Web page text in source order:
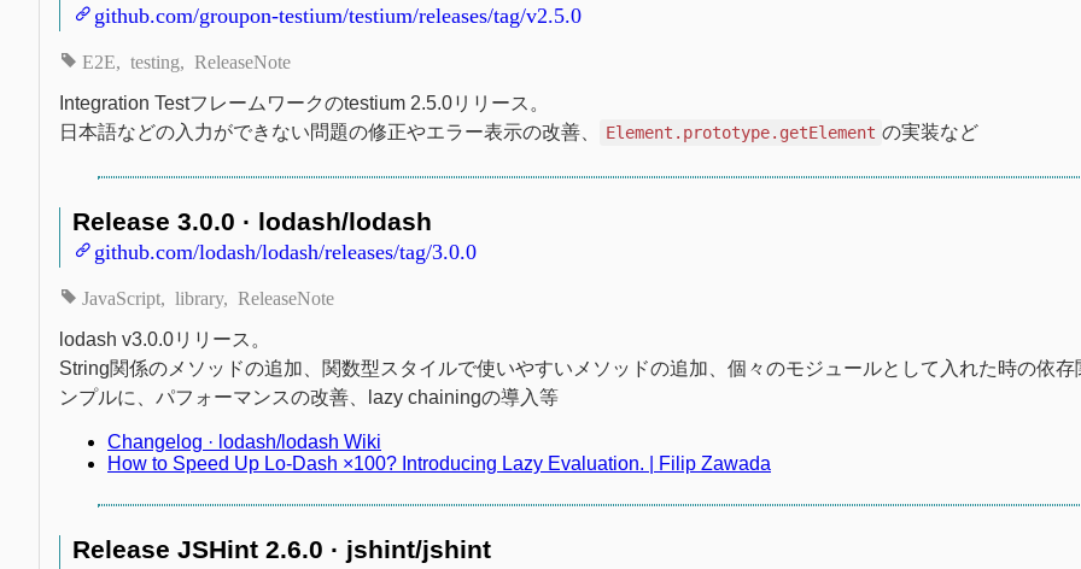
github.com/groupon-testium/testium/releases/tag/v2.5.0
E2E testing ReleaseNote
Integration Testフレームワークのtestium 2.5.0リリース。
日本語などの入力ができない問題の修正やエラー表示の改善、
Element.prototype.getElement の実装など
Release 3.0.0 · lodash/lodash
github.com/lodash/lodash/releases/tag/3.0.0
JavaScript library ReleaseNote
lodash v3.0.0リリース。
String関係のメソッドの追加、関数型スタイルで使いやすいメソッドの追加、個々のモジュールとして入れた時の依存
ンプルに、パフォーマンスの改善、lazy chainingの導入等
Changelog · lodash/lodash Wiki
How to Speed Up Lo-Dash ×100? Introducing Lazy Evaluation. | Filip Zawada
Release JSHint 2.6.0 · jshint/jshint